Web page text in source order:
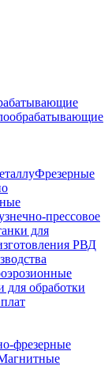
Фрезерные
прессовое
для
РВД
для обработки
фрезерные